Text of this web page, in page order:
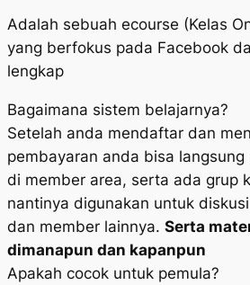
Adalah sebuah ecourse (Kelas
yang berfokus pada Facebook
lengkap
Bagaimana sistem belajarnya?
Setelah anda mendaftar dan
pembayaran anda bisa
di member area, serta ada grup
nantinya digunakan untuk
dan member lainnya. Serta
dimanapun dan kapanpun
Apakah cocok untuk pemula?